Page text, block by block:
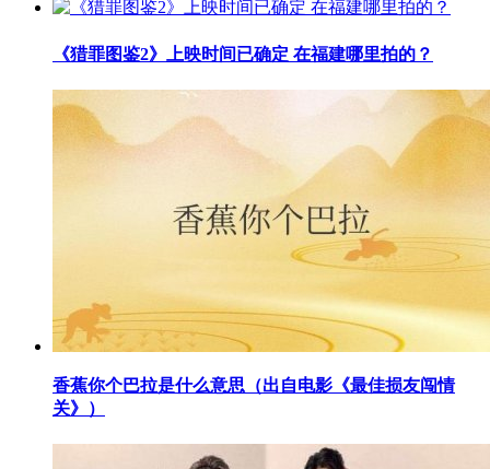
​《猎罪图鉴2》上映时间已确定 在福建哪里拍的？
​香蕉你个巴拉是什么意思（出自电影《最佳损友闯情
关》）